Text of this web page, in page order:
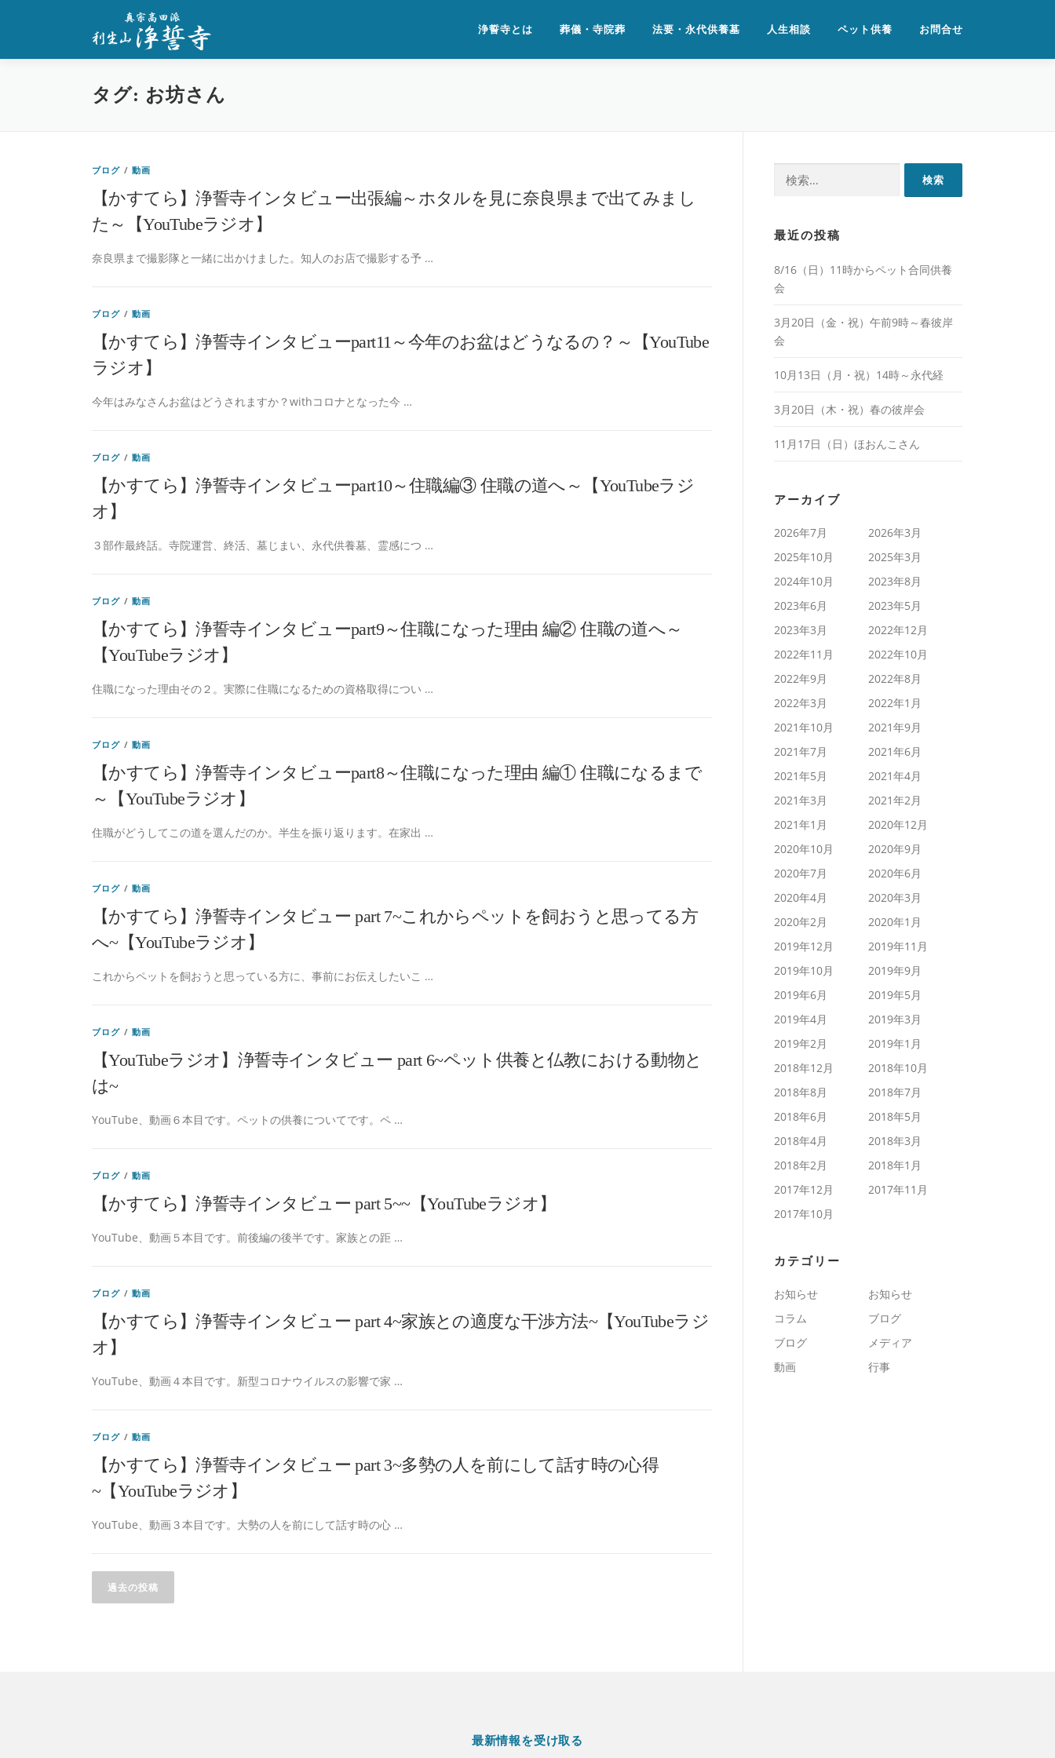
ン
浄誓寺とは 葬儀・寺院葬 法要・永代供養墓 人生相談 ペット供養 お問合せ
タグ: お坊さん
ブログ /動画
【かすてら】浄誓寺インタビュー出張編～ホタルを見に奈良県まで出てみまし
た～【YouTubeラジオ】
奈良県まで撮影隊と一緒に出かけました。知人のお店で撮影する予 …
ブログ /動画
【かすてら】浄誓寺インタビューpart11～今年のお盆はどうなるの？～【YouTube
ラジオ】
今年はみなさんお盆はどうされますか？withコロナとなった今 …
ブログ /動画
【かすてら】浄誓寺インタビューpart10～住職編③ 住職の道へ～【YouTubeラジ
オ】
３部作最終話。寺院運営、終活、墓じまい、永代供養墓、霊感につ …
ブログ /動画
【かすてら】浄誓寺インタビューpart9～住職になった理由 編② 住職の道へ～
【YouTubeラジオ】
住職になった理由その２。実際に住職になるための資格取得につい …
ブログ /動画
【かすてら】浄誓寺インタビューpart8～住職になった理由 編① 住職になるまで
～【YouTubeラジオ】
住職がどうしてこの道を選んだのか。半生を振り返ります。在家出 …
ブログ /動画
【かすてら】浄誓寺インタビュー part 7~これからペットを飼おうと思ってる方
へ~【YouTubeラジオ】
これからペットを飼おうと思っている方に、事前にお伝えしたいこ …
ブログ /動画
【YouTubeラジオ】浄誓寺インタビュー part 6~ペット供養と仏教における動物と
は~
YouTube、動画６本目です。ペットの供養についてです。ペ …
ブログ /動画
【かすてら】浄誓寺インタビュー part 5~~【YouTubeラジオ】
YouTube、動画５本目です。前後編の後半です。家族との距 …
ブログ /動画
【かすてら】浄誓寺インタビュー part 4~家族との適度な干渉方法~【YouTubeラジ
オ】
YouTube、動画４本目です。新型コロナウイルスの影響で家 …
ブログ /動画
【かすてら】浄誓寺インタビュー part 3~多勢の人を前にして話す時の心得
~【YouTubeラジオ】
YouTube、動画３本目です。大勢の人を前にして話す時の心 …
投
稿過去の投稿
最近の投稿
8/16（日）11時からペット合同供養
会
3月20日（金・祝）午前9時～春彼岸
会
10月13日（月・祝）14時～永代経
3月20日（木・祝）春の彼岸会
11月17日（日）ほおんこさん
アーカイブ
2026年7月
2026年3月
2025年10月
2025年3月
2024年10月
2023年8月
2023年6月
2023年5月
2023年3月
2022年12月
2022年11月
2022年10月
2022年9月
2022年8月
2022年3月
2022年1月
2021年10月
2021年9月
2021年7月
2021年6月
2021年5月
2021年4月
2021年3月
2021年2月
2021年1月
2020年12月
2020年10月
2020年9月
2020年7月
2020年6月
2020年4月
2020年3月
2020年2月
2020年1月
2019年12月
2019年11月
2019年10月
2019年9月
2019年6月
2019年5月
2019年4月
2019年3月
2019年2月
2019年1月
2018年12月
2018年10月
2018年8月
2018年7月
2018年6月
2018年5月
2018年4月
2018年3月
2018年2月
2018年1月
2017年12月
2017年11月
2017年10月
カテゴリー
お知らせ
お知らせ
コラム
ブログ
ブログ
メディア
動画
行事
最新情報を受け取る